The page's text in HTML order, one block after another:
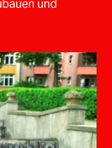
und